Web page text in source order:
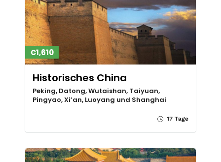
€1,610
Historisches China
Peking, Datong, Wutaishan, Taiyuan,
Pingyao, Xi’an, Luoyang und Shanghai
17 Tage